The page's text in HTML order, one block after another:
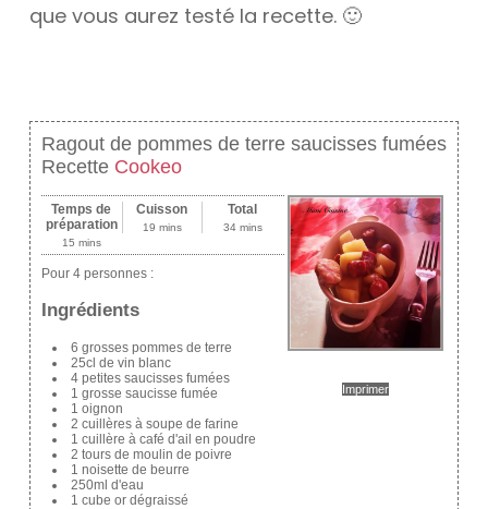
que vous aurez testé la recette. 🙂
Ragout de pommes de terre saucisses fumées
Recette Cookeo
Imprimer
Temps de
préparation
15 mins
Cuisson
19 mins
Total
34 mins
Pour 4 personnes :
Ingrédients
6 grosses pommes de terre
25cl de vin blanc
4 petites saucisses fumées
1 grosse saucisse fumée
1 oignon
2 cuillères à soupe de farine
1 cuillère à café d'ail en poudre
2 tours de moulin de poivre
1 noisette de beurre
250ml d'eau
1 cube or dégraissé